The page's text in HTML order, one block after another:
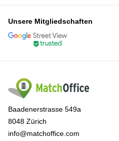
Unsere Mitgliedschaften
Baadenerstrasse 549a
8048 Zürich
info@matchoffice.com